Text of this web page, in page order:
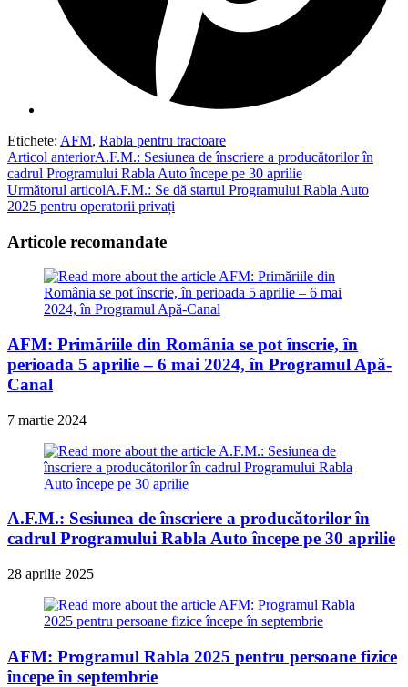
Etichete: AFM, Rabla pentru tractoare
Read
more
articles
Articol anteriorA.F.M.: Sesiunea de înscriere a producătorilor în
cadrul Programului Rabla Auto începe pe 30 aprilie
Următorul articolA.F.M.: Se dă startul Programului Rabla Auto
2025 pentru operatorii privați
Articole recomandate
AFM: Primăriile din România se pot înscrie, în
perioada 5 aprilie – 6 mai 2024, în Programul Apă-
Canal
7 martie 2024
A.F.M.: Sesiunea de înscriere a producătorilor în
cadrul Programului Rabla Auto începe pe 30 aprilie
28 aprilie 2025
AFM: Programul Rabla 2025 pentru persoane fizice
începe în septembrie